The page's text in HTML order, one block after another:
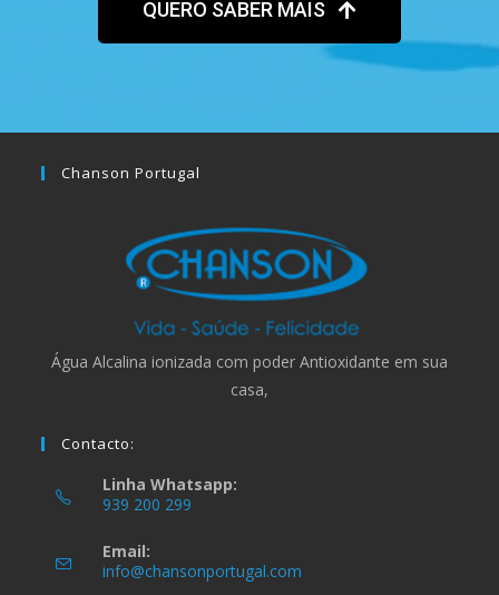
QUERO SABER MAIS
Chanson Portugal
Água Alcalina ionizada com poder Antioxidante em sua
casa,
Contacto:
Linha Whatsapp:
939 200 299
Email:
info@chansonportugal.com